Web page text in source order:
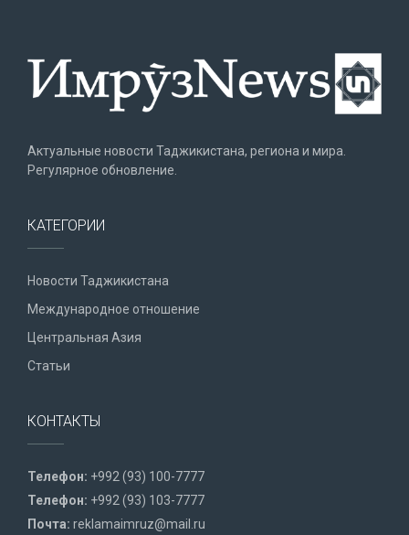
Актуальные новости Таджикистана, региона и мира.
Регулярное обновление.
КАТЕГОРИИ
Новости Таджикистана
Международное отношение
Центральная Азия
Статьи
КОНТАКТЫ
Телефон: +992 (93) 100-7777
Телефон: +992 (93) 103-7777
Почта: reklamaimruz@mail.ru